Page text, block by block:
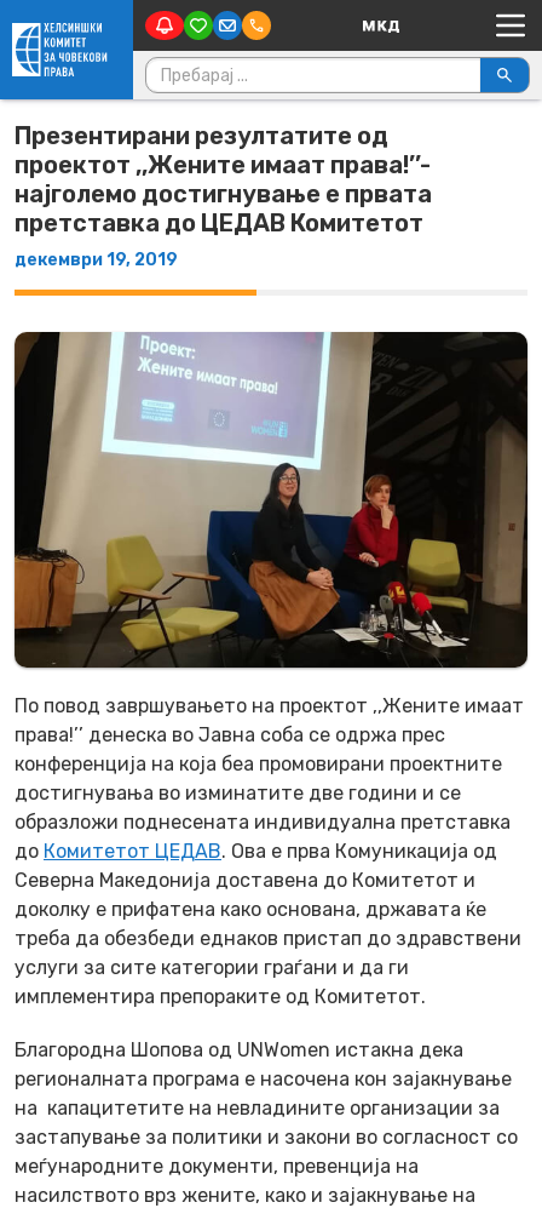
Skip to content Main Navigation
Пребарувај за:
Презентирани резултатите од
проектот ,,Жените имаат права!’’-
најголемо достигнување е првата
претставка до ЦЕДАВ Комитетот
декември 19, 2019
По повод завршувањето на проектот ,,Жените имаат
права!’’ денеска во Јавна соба се одржа прес
конференција на која беа промовирани проектните
достигнувања во изминатите две години и се
образложи поднесената индивидуална претставка
до Комитетот ЦЕДАВ. Ова е прва Комуникација од
Северна Македонија доставена до Комитетот и
доколку е прифатена како основана, државата ќе
треба да обезбеди еднаков пристап до здравствени
услуги за сите категории граѓани и да ги
имплементира препораките од Комитетот.
Благородна Шопова од UNWomen истакна дека
регионалната програма e насочена кон зајакнување
на капацитетите на невладините организации за
застапување за политики и закони во согласност со
меѓународните документи, превенција на
насилството врз жените, како и зајакнување на